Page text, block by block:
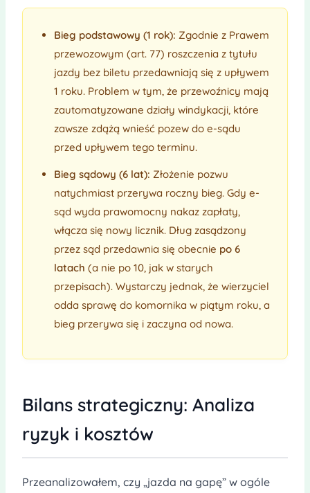
Bieg podstawowy (1 rok): Zgodnie z Prawem
przewozowym (art. 77) roszczenia z tytułu
jazdy bez biletu przedawniają się z upływem
1 roku. Problem w tym, że przewoźnicy mają
zautomatyzowane działy windykacji, które
zawsze zdążą wnieść pozew do e-sądu
przed upływem tego terminu.
Bieg sądowy (6 lat): Złożenie pozwu
natychmiast przerywa roczny bieg. Gdy e-
sąd wyda prawomocny nakaz zapłaty,
włącza się nowy licznik. Dług zasądzony
przez sąd przedawnia się obecnie po 6
latach (a nie po 10, jak w starych
przepisach). Wystarczy jednak, że wierzyciel
odda sprawę do komornika w piątym roku, a
bieg przerywa się i zaczyna od nowa.
Bilans strategiczny: Analiza
ryzyk i kosztów
Przeanalizowałem, czy „jazda na gapę” w ogóle